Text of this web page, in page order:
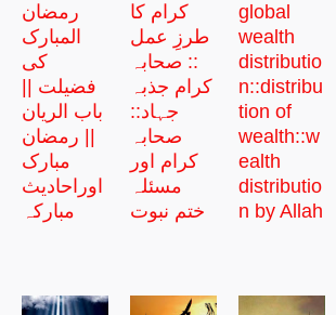
رمضان
المبارک
کی
فضیلت ||
باب الریان
|| رمضان
مبارک
اوراحادیث
مبارکہ
کرام کا
طرزِ عمل
:: صحابہ
کرام جذبہ
جہاد::
صحابہ
کرام اور
مسئلہ
ختم نبوت
global
wealth
distributio
n::distribu
tion of
wealth::w
ealth
distributio
n by Allah